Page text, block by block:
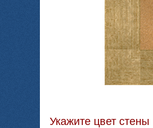
Укажите цвет стены